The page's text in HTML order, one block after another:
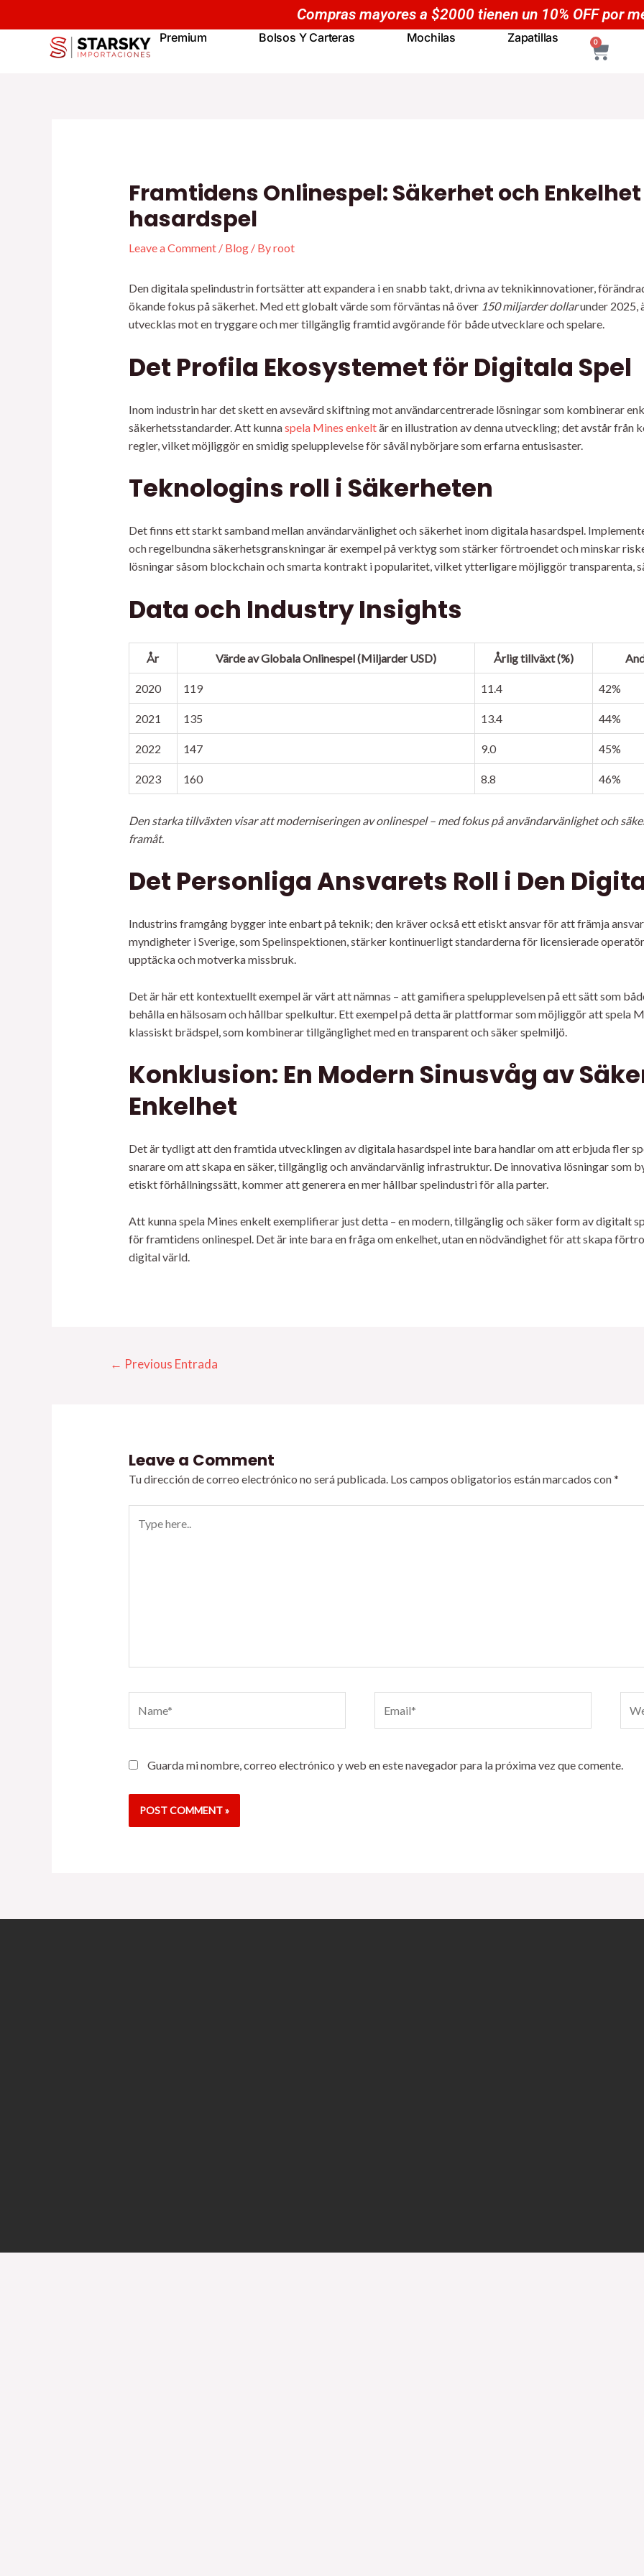
to
Compras mayores a
Premium Bolsos Y Carteras Mochilas Zapatillas 0
CART
Framtidens Onlinespel: Säkerhet och
hasardspel
Leave a Comment / Blog/ Byroot
Den digitala spelindustrin fortsätter att expandera i en snabb takt, drivna av teknikinnovationer,
ökande fokus på säkerhet. Med ett globalt värde som förväntas nå över 150 miljarder dollarunder 2025,
utvecklas mot en tryggare och mer tillgänglig framtid avgörande för både utvecklare och spelare.
Det Profila Ekosystemet för Digitala Spel
Inom industrin har det skett en avsevärd skiftning mot användarcentrerade lösningar som kombinerar
säkerhetsstandarder. Att kunnaspela Mines enkeltär en illustration av denna utveckling; det avstår från
regler, vilket möjliggör en smidig spelupplevelse för såväl nybörjare som erfarna entusisaster.
Teknologins roll i Säkerheten
Det finns ett starkt samband mellan användarvänlighet och säkerhet inom digitala hasardspel.
och regelbundna säkerhetsgranskningar är exempel på verktyg som stärker förtroendet och minskar
lösningar såsom blockchain och smarta kontrakt i popularitet, vilket ytterligare möjliggör transparenta,
Data och Industry Insights
År Värde av Globala Onlinespel (Miljarder USD) Årlig tillväxt (%)
2020 119 11.4 42%
2021 135 13.4 44%
2022 147 9.0 45%
2023 160 8.8 46%
Den starka tillväxten visar att moderniseringen av onlinespel – med fokus på användarvänlighet och
framåt.
Det Personliga Ansvarets Roll i Den
Industrins framgång bygger inte enbart på teknik; den kräver också ett etiskt ansvar för att främja
myndigheter i Sverige, som Spelinspektionen, stärker kontinuerligt standarderna för licensierade
upptäcka och motverka missbruk.
Det är här ett kontextuellt exempel är värt att nämnas – att gamifiera spelupplevelsen på ett sätt som
behålla en hälsosam och hållbar spelkultur. Ett exempel på detta är plattformar som möjliggör att spela
klassiskt brädspel, som kombinerar tillgänglighet med en transparent och säker spelmiljö.
Konklusion: En Modern Sinusvåg av
Enkelhet
Det är tydligt att den framtida utvecklingen av digitala hasardspel inte bara handlar om att erbjuda fler
snarare om att skapa en säker, tillgänglig och användarvänlig infrastruktur. De innovativa lösningar som
etiskt förhållningssätt, kommer att generera en mer hållbar spelindustri för alla parter.
Att kunna spela Mines enkelt exemplifierar just detta – en modern, tillgänglig och säker form av digitalt
för framtidens onlinespel. Det är inte bara en fråga om enkelhet, utan en nödvändighet för att skapa
digital värld.
de
entradas
← Previous Entrada
Leave a Comment
Tu dirección de correo electrónico no será publicada. Los campos obligatorios están marcados con*
here..
Guarda mi nombre, correo electrónico y web en este navegador para la próxima vez que comente.